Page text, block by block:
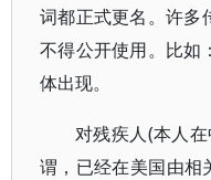
词都正式更名。许多
不得公开使用。比如
体出现。
对残疾人(本人
谓，已经在美国由相